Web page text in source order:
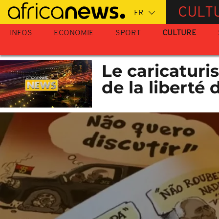
Passer
au
contenu
INFOS ECONOMIE SPORT CULTURE
Le
de la liberté